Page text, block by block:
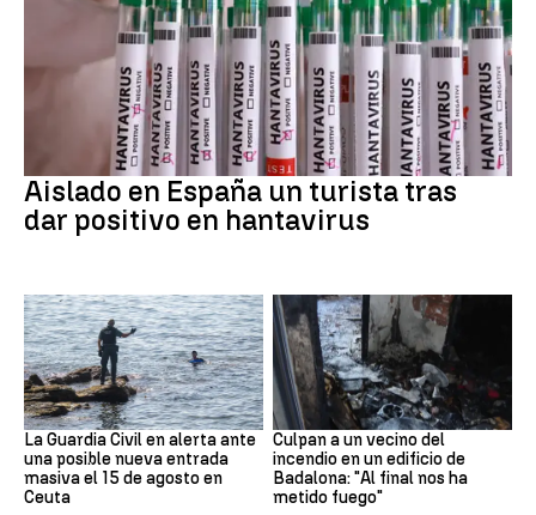
Aislado en España un turista tras
dar positivo en hantavirus
Ceuta
La Guardia Civil en alerta ante
una posible nueva entrada
masiva el 15 de agosto en
Ceuta
Cataluña
Culpan a un vecino del
incendio en un edificio de
Badalona: "Al final nos ha
metido fuego"